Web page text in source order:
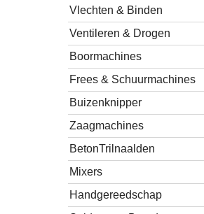
Vlechten & Binden
Ventileren & Drogen
Boormachines
Frees & Schuurmachines
Buizenknipper
Zaagmachines
BetonTrilnaalden
Mixers
Handgereedschap